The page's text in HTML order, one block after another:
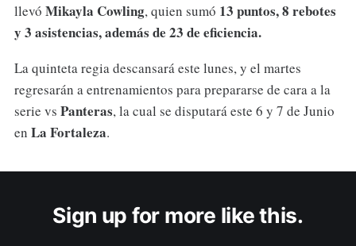
llevó Mikayla Cowling, quien sumó 13 puntos, 8 rebotes
y 3 asistencias, además de 23 de eficiencia.
La quinteta regia descansará este lunes, y el martes
regresarán a entrenamientos para prepararse de cara a la
serie vs Panteras, la cual se disputará este 6 y 7 de Junio
en La Fortaleza.
Sign up for more like this.